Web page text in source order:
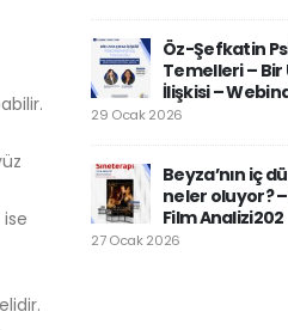
Öz-Şefkatin
Temelleri – Bir
İlişkisi –
29 Ocak 2026
Beyza’nın iç
neler oluyor?
Film Analizi202
27 Ocak 2026